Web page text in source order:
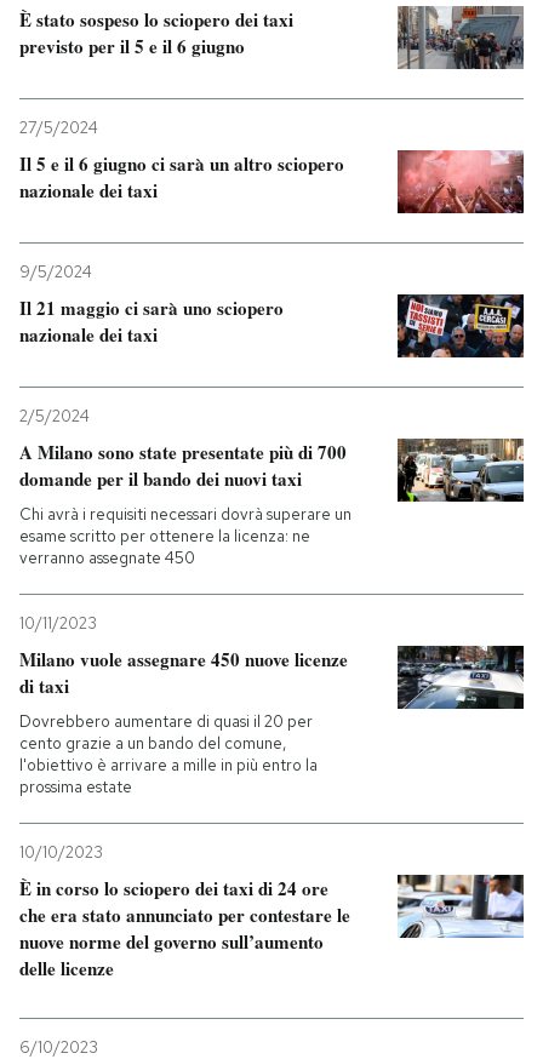
È stato sospeso lo sciopero dei taxi
previsto per il 5 e il 6 giugno
27/5/2024
Il 5 e il 6 giugno ci sarà un altro sciopero
nazionale dei taxi
9/5/2024
Il 21 maggio ci sarà uno sciopero
nazionale dei taxi
2/5/2024
A Milano sono state presentate più di 700
domande per il bando dei nuovi taxi
Chi avrà i requisiti necessari dovrà superare un
esame scritto per ottenere la licenza: ne
verranno assegnate 450
10/11/2023
Milano vuole assegnare 450 nuove licenze
di taxi
Dovrebbero aumentare di quasi il 20 per
cento grazie a un bando del comune,
l'obiettivo è arrivare a mille in più entro la
prossima estate
10/10/2023
È in corso lo sciopero dei taxi di 24 ore
che era stato annunciato per contestare le
nuove norme del governo sull’aumento
delle licenze
6/10/2023